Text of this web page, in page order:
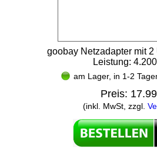
goobay Netzadapter mit
Leistung:
am Lager, in 1-2
Preis:
(inkl. MwSt, zzgl.